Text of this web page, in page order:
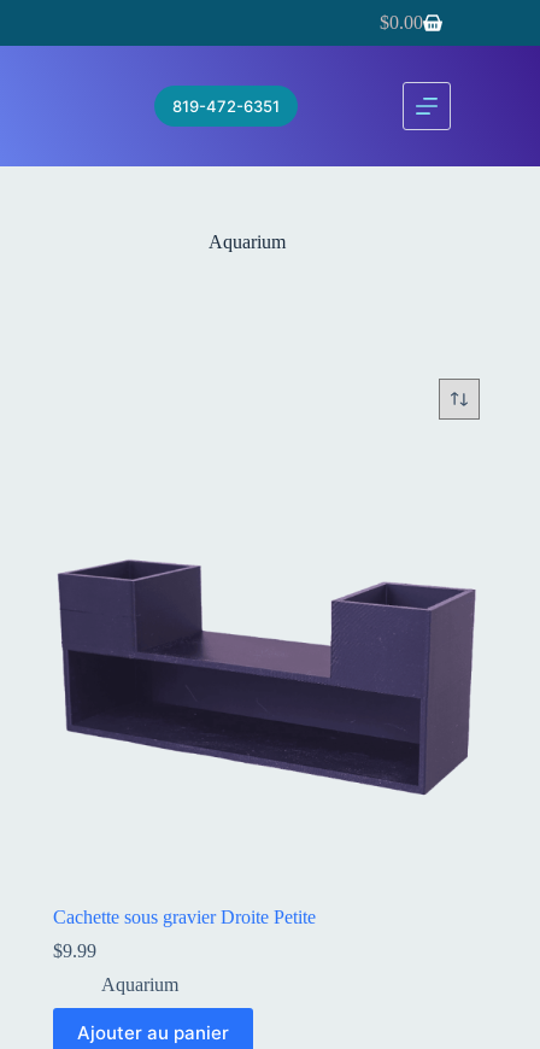
contenu
Panier
$0.00
819-472-6351
Aquarium
Cachette sous gravier Droite Petite
$9.99
Aquarium
Ajouter au panier